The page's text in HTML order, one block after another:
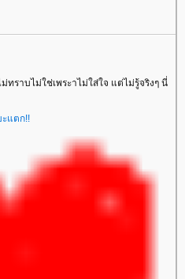
ราบไม่ใช่เพระาไม่ใส่ใจ แต่ไม่รู้จริงๆ นี่
แตก!!